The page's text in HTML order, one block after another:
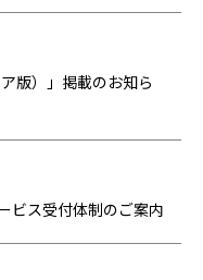
版）」掲載のお知ら
ビス受付体制のご案内